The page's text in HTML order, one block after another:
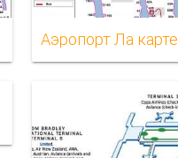
Аэропорт Ла карте